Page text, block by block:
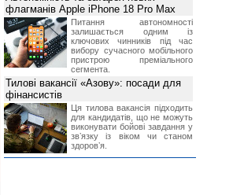
флагманів Apple iPhone 18 Pro Max
Питання автономності
залишається одним із
ключових чинників під час
вибору сучасного мобільного
пристрою преміального
сегмента.
Тилові вакансії «Азову»: посади для
фінансистів
Ця тилова вакансія підходить
для кандидатів, що не можуть
виконувати бойові завдання у
звʼязку із віком чи станом
здоровʼя.